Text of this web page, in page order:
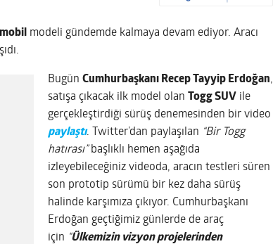
modeli gündemde kalmaya devam ediyor. Aracı
Bugün Cumhurbaşkanı Recep Tayyip Erdoğan,
satışa çıkacak ilk model olan Togg SUV ile
gerçekleştirdiği sürüş denemesinden bir video
paylaştı. Twitter’dan paylaşılan “Bir Togg
hatırası”başlıklı hemen aşağıda
izleyebileceğiniz videoda, aracın testleri süren
son prototip sürümü bir kez daha sürüş
halinde karşımıza çıkıyor. Cumhurbaşkanı
Erdoğan geçtiğimiz günlerde de araç
için “Ülkemizin vizyon projelerinden